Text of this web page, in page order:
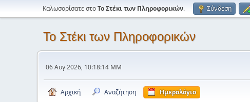
Καλωσορίσατε στοΤο Στέκι των Πληροφορικών. Σύνδεση
Το Στέκι των Πληροφορικών
06 Αυγ 2026, 10:18:14 ΜΜ
Αρχική Αναζήτηση Ημερολόγιο